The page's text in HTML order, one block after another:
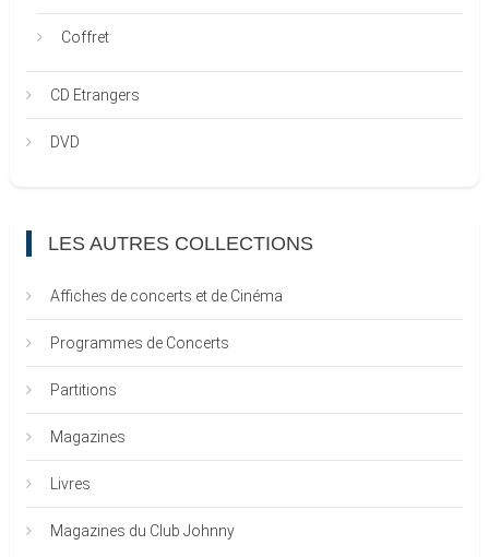
Coffret
CD Etrangers
DVD
LES AUTRES COLLECTIONS
Affiches de concerts et de Cinéma
Programmes de Concerts
Partitions
Magazines
Livres
Magazines du Club Johnny